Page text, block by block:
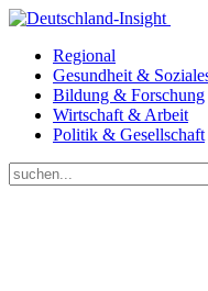
Regional
Gesundheit &
Bildung & Forschung
Wirtschaft & Arbeit
Politik & Gesellschaft